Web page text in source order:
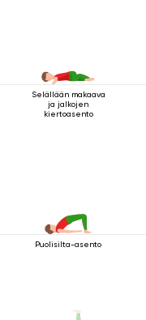
Selällään makaava
ja jalkojen
kiertoasento
Puolisilta-asento